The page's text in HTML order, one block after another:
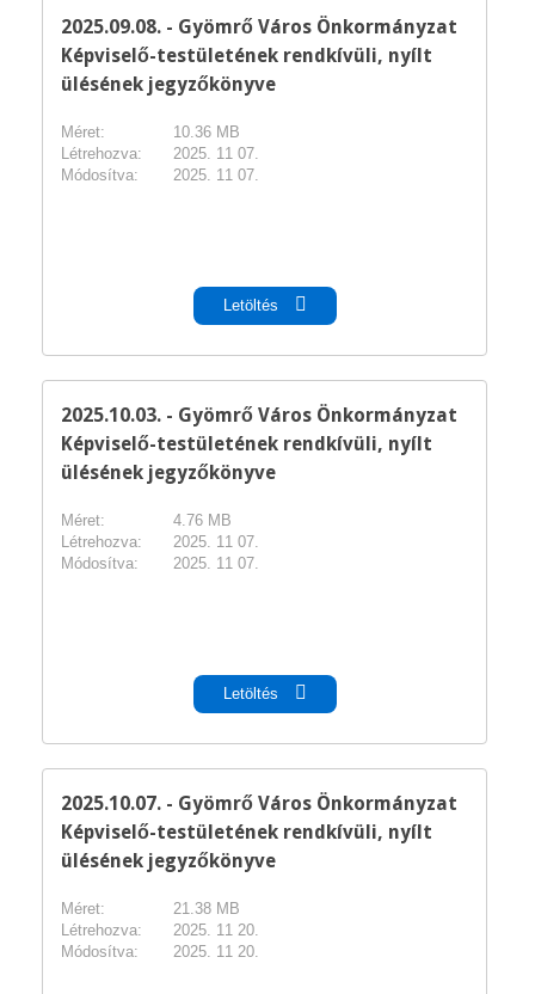
2025.09.08. - Gyömrő Város Önkormányzat
Képviselő-testületének rendkívüli, nyílt
ülésének jegyzőkönyve
Méret:
10.36 MB
Létrehozva:
2025. 11 07.
Módosítva:
2025. 11 07.
Letöltés
2025.10.03. - Gyömrő Város Önkormányzat
Képviselő-testületének rendkívüli, nyílt
ülésének jegyzőkönyve
Méret:
4.76 MB
Létrehozva:
2025. 11 07.
Módosítva:
2025. 11 07.
Letöltés
2025.10.07. - Gyömrő Város Önkormányzat
Képviselő-testületének rendkívüli, nyílt
ülésének jegyzőkönyve
Méret:
21.38 MB
Létrehozva:
2025. 11 20.
Módosítva:
2025. 11 20.